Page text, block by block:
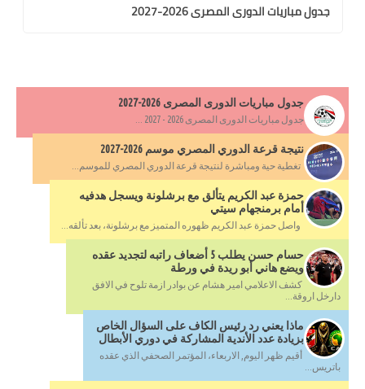
جدول مباريات الدورى المصرى 2026-2027
جدول مباريات الدورى المصرى 2026-2027
جدول مباريات الدورى المصرى 2026 - 2027 ...
نتيجة قرعة الدوري المصري موسم 2026-2027
تغطية حية ومباشرة لنتيجة قرعة الدوري المصري للموسم...
حمزة عبد الكريم يتألق مع برشلونة ويسجل هدفيه
أمام برمنجهام سيتي
واصل حمزة عبد الكريم ظهوره المتميز مع برشلونة، بعد تألقه...
حسام حسن يطلب 5 أضعاف راتبه لتجديد عقده
ويضع هاني أبو ريدة في ورطة
كشف الاعلامي امير هشام عن بوادر ازمة تلوح في الافق
دارخل اروقة...
ماذا يعني رد رئيس الكاف على السؤال الخاص
بزيادة عدد الأندية المشاركة في دوري الأبطال
أقيم ظهر اليوم, الاربعاء، المؤتمر الصحفي الذي عقده
باتريس...